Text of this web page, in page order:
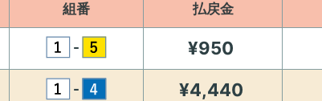
組番 払戻金
- ¥950
- ¥4,440